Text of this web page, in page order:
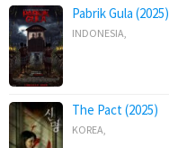
Pabrik Gula (2025)
INDONESIA
The Pact (2025)
KOREA